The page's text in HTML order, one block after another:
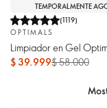
TEMPORALMENTE
(1119)
OPTIMALS
Limpiador en Gel
$ 39.999$ 58.000